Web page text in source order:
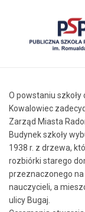
O powstaniu
Kowalowiec
Zarząd Miasta
Budynek szkoły
1938 r. z drzewa,
rozbiórki starego
przeznaczonego
nauczycieli, a
ulicy Bugaj.